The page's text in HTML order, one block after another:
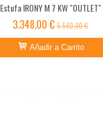
Estufa IRONY M 7 KW "OUTLET"
3.348,00 €5.580,00 €
Añadir a Carrito